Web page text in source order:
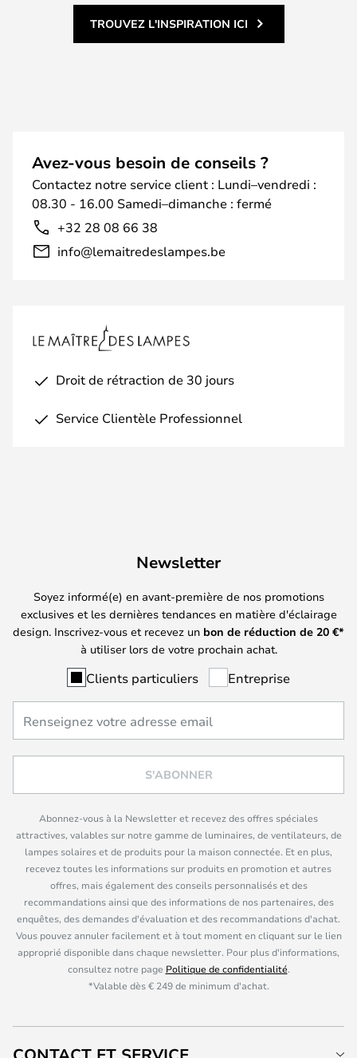
TROUVEZ L'INSPIRATION ICI
Avez-vous besoin de conseils ?
Contactez notre service client : Lundi–vendredi :
08.30 - 16.00 Samedi–dimanche : fermé
+32 28 08 66 38
info@lemaitredeslampes.be
Droit de rétraction de 30 jours
Service Clientèle Professionnel
Newsletter
Soyez informé(e) en avant-première de nos promotions
exclusives et les dernières tendances en matière d'éclairage
design. Inscrivez-vous et recevez un bon de réduction de 20 €*
à utiliser lors de votre prochain achat.
Clients particuliers Entreprise
S'ABONNER
Abonnez-vous à la Newsletter et recevez des offres spéciales
attractives, valables sur notre gamme de luminaires, de ventilateurs, de
lampes solaires et de produits pour la maison connectée. Et en plus,
recevez toutes les informations sur produits en promotion et autres
offres, mais également des conseils personnalisés et des
recommandations ainsi que des informations de nos partenaires, des
enquêtes, des demandes d'évaluation et des recommandations d'achat.
Vous pouvez annuler facilement et à tout moment en cliquant sur le lien
approprié disponible dans chaque newsletter. Pour plus d'informations,
consultez notre page Politique de confidentialité.
*Valable dès € 249 de minimum d'achat.